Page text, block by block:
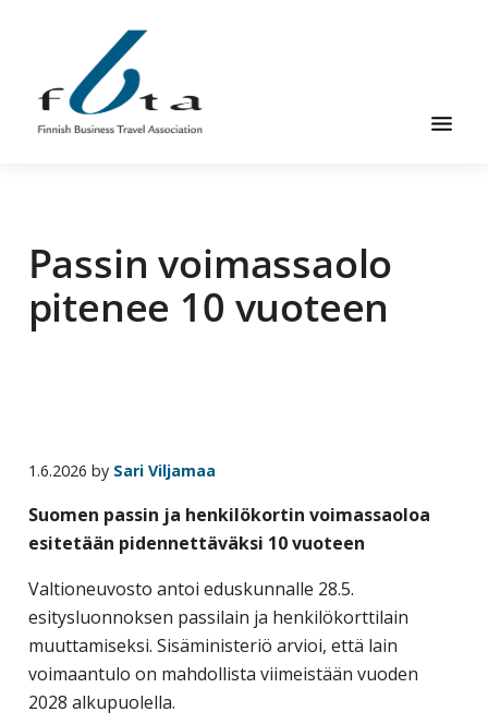
pääsisältöön
ensisijaiseen
sivupalkkiin
alatunnisteeseen
ry
FBTA
FBTA
on
liikematka­
tarjoavien
yritysten
järjestö,
tehtävä
on
edistää
hyvää
ja
Passin voimassaolo
pitenee 10 vuoteen
1.6.2026 by Sari Viljamaa
Suomen passin ja henkilökortin voimassaoloa
esitetään pidennettäväksi 10 vuoteen
Valtioneuvosto antoi eduskunnalle 28.5.
esitysluonnoksen passilain ja henkilökorttilain
muuttamiseksi. Sisäministeriö arvioi, että lain
voimaantulo on mahdollista viimeistään vuoden
2028 alkupuolella.